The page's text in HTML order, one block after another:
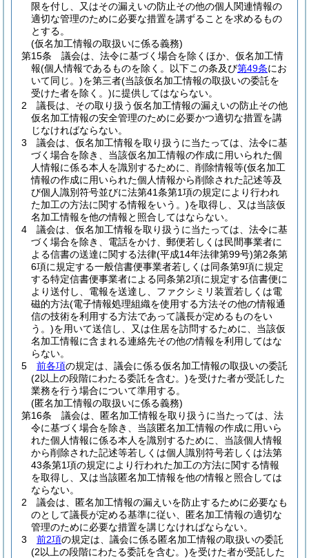
限を付し、又はその漏えいの防止その他の個人関連情報の
適切な管理のために必要な措置を講ずることを求めるもの
とする。
(仮名加工情報の取扱いに係る義務)
第15条
議会は、法令に基づく場合を除くほか、仮名加工情
報(個人情報であるものを除く。以下この条及び第49条にお
いて同じ。)を第三者(当該仮名加工情報の取扱いの委託を
受けた者を除く。)に提供してはならない。
2
議長は、その取り扱う仮名加工情報の漏えいの防止その他
仮名加工情報の安全管理のために必要かつ適切な措置を講
じなければならない。
3
議会は、仮名加工情報を取り扱うに当たっては、法令に基
づく場合を除き、当該仮名加工情報の作成に用いられた個
人情報に係る本人を識別するために、削除情報等(仮名加工
情報の作成に用いられた個人情報から削除された記述等及
び個人識別符号並びに法第41条第1項の規定により行われ
た加工の方法に関する情報をいう。)を取得し、又は当該仮
名加工情報を他の情報と照合してはならない。
4
議会は、仮名加工情報を取り扱うに当たっては、法令に基
づく場合を除き、電話をかけ、郵便若しくは民間事業者に
よる信書の送達に関する法律(平成14年法律第99号)第2条第
6項に規定する一般信書便事業者若しくは同条第9項に規定
する特定信書便事業者による同条第2項に規定する信書便に
より送付し、電報を送達し、ファクシミリ装置若しくは電
磁的方法(電子情報処理組織を使用する方法その他の情報通
信の技術を利用する方法であって議長が定めるものをい
う。)を用いて送信し、又は住居を訪問するために、当該仮
名加工情報に含まれる連絡先その他の情報を利用してはな
らない。
5
前各項の規定は、議会に係る仮名加工情報の取扱いの委託
(2以上の段階にわたる委託を含む。)を受けた者が受託した
業務を行う場合について準用する。
(匿名加工情報の取扱いに係る義務)
第16条
議会は、匿名加工情報を取り扱うに当たっては、法
令に基づく場合を除き、当該匿名加工情報の作成に用いら
れた個人情報に係る本人を識別するために、当該個人情報
から削除された記述等若しくは個人識別符号若しくは法第
43条第1項の規定により行われた加工の方法に関する情報
を取得し、又は当該匿名加工情報を他の情報と照合しては
ならない。
2
議会は、匿名加工情報の漏えいを防止するために必要なも
のとして議長が定める基準に従い、匿名加工情報の適切な
管理のために必要な措置を講じなければならない。
3
前2項の規定は、議会に係る匿名加工情報の取扱いの委託
(2以上の段階にわたる委託を含む。)を受けた者が受託した